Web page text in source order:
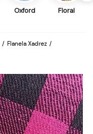
Oxford Floral
Flanela Xadrez